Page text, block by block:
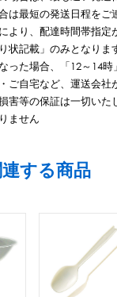
は最短の発送日程をご
より、配達時間帯指定
状記載」のみとなりま
った場合、「12～14
ご自宅など、運送会社
害等の保証は一切いた
ません
する商品